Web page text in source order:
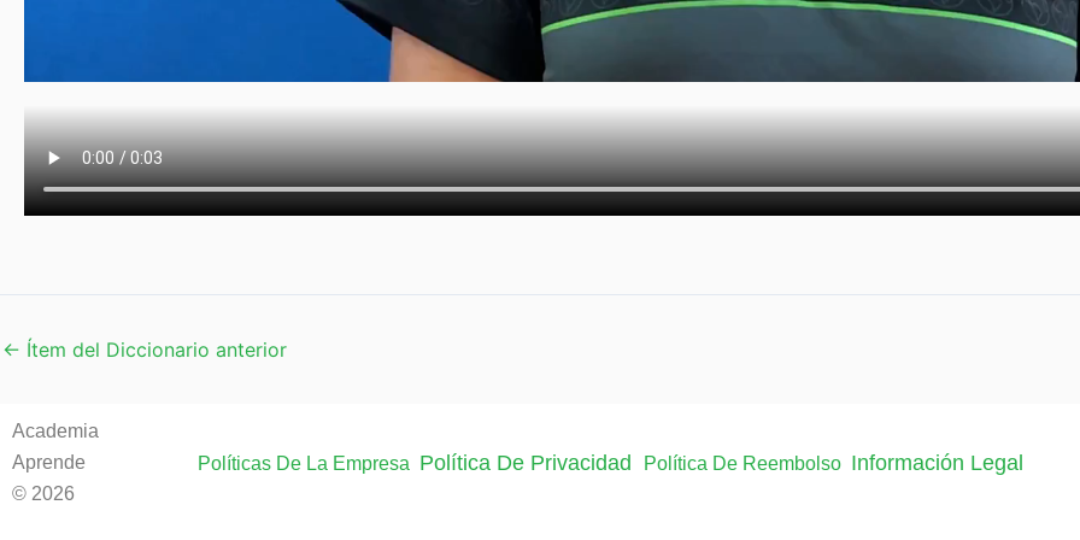
← Ítem del Diccionario anterior
Academia
Aprende
© 2026
Políticas De La Empresa Política De Privacidad Política De Reembolso Información Legal